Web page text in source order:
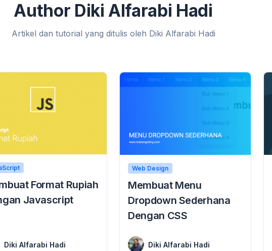
Author Diki Alfarabi Hadi
Artikel dan tutorial yang ditulis oleh Diki Alfarabi Hadi
Format Rupiah
Javascript
Diki Alfarabi Hadi
Web Design
Membuat Menu
Dropdown Sederhana
Dengan CSS
Diki Alfarabi Hadi